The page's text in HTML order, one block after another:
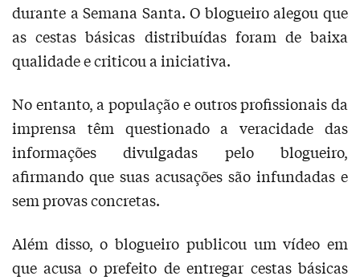
durante a Semana Santa. O blogueiro alegou que
as cestas básicas distribuídas foram de baixa
qualidade e criticou a iniciativa.
No entanto, a população e outros profissionais da
imprensa têm questionado a veracidade das
informações divulgadas pelo blogueiro,
afirmando que suas acusações são infundadas e
sem provas concretas.
Além disso, o blogueiro publicou um vídeo em
que acusa o prefeito de entregar cestas básicas